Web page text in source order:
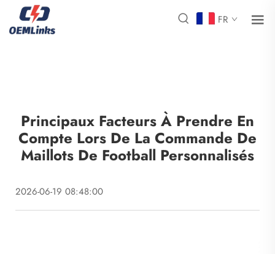
FR
Principaux Facteurs À Prendre En
Compte Lors De La Commande De
Maillots De Football Personnalisés
2026-06-19 08:48:00